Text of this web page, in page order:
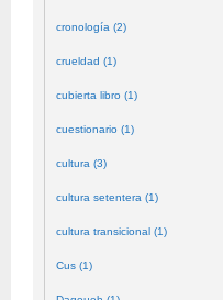
cronología (2)
crueldad (1)
cubierta libro (1)
cuestionario (1)
cultura (3)
cultura setentera (1)
cultura transicional (1)
Cus (1)